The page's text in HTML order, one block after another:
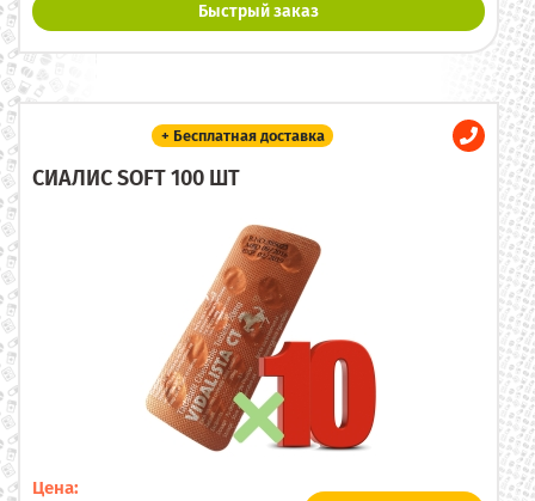
Быстрый заказ
+ Бесплатная доставка
СИАЛИС SOFT 100 ШТ
Цена: